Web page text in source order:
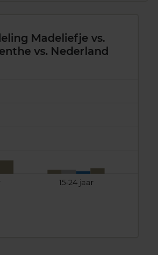
Madeliefje vs.
vs. Nederland
15-24 jaar